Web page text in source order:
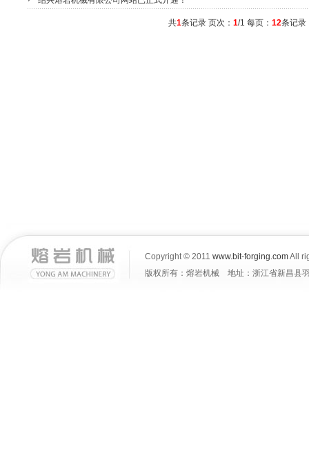
共1条记录 页次：1/1 每页：12条记
Copyright © 2011 www.bit-forging.comAll
版权所有：熔岩机械 地址：浙江省新昌